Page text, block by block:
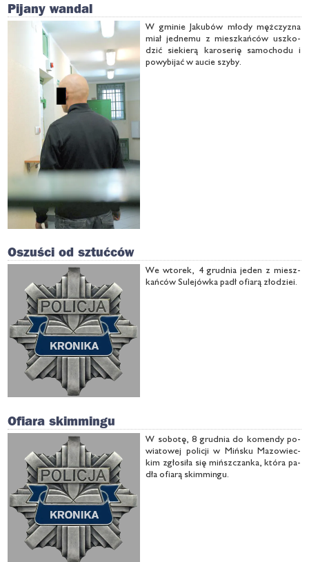
Pijany wandal
W gmi­nie Ja­ku­bów mło­dy męż­czy­zna
miał jed­ne­mu z miesz­kań­ców uszko­
dzić sie­kie­rą ka­ro­se­rię sa­mo­cho­du i
po­wy­bi­jać w au­cie szy­by.
Oszuści od sztućców
We wto­rek, 4 grud­nia je­den z miesz­
kań­ców Su­le­jów­ka padł ofia­rą zło­dziei.
Ofiara skimmingu
W so­bo­tę, 8 grud­nia do ko­men­dy po­
wia­to­wej po­li­cji w Miń­sku Ma­zo­wiec­
kim zgło­si­ła się mińsz­czan­ka, któ­ra pa­
dła ofia­rą skim­min­gu.